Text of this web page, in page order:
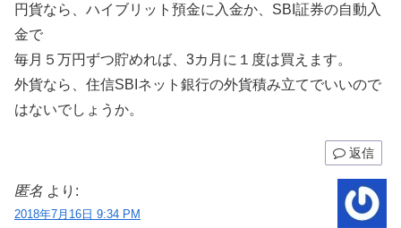
円貨なら、ハイブリット預金に入金か、SBI証券の自動入
金で
毎月５万円ずつ貯めれば、3カ月に１度は買えます。
外貨なら、住信SBIネット銀行の外貨積み立てでいいので
はないでしょうか。
返信
匿名 より:
2018年7月16日 9:34 PM